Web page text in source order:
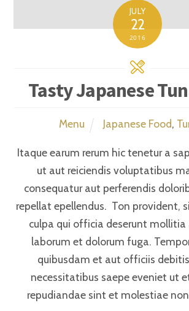
JULY
22
2016
Tasty Japanese
Menu Japanese Food,
Itaque earum rerum hic tenetur a
ut aut reiciendis voluptatibus
consequatur aut perferendis
repellat epellendus. Ton provident,
culpa qui officia deserunt mollitia
laborum et dolorum fuga.
quibusdam et aut officiis
necessitatibus saepe eveniet ut
repudiandae sint et molestiae